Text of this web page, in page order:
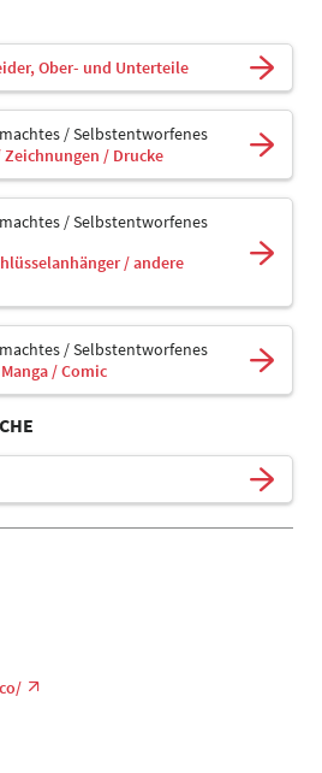
Ober- und Unterteile
/ Selbstentworfenes
/ Drucke
/ Selbstentworfenes
/ andere
/ Selbstentworfenes
/ Comic